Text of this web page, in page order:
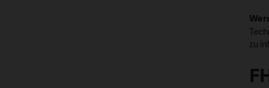
zu